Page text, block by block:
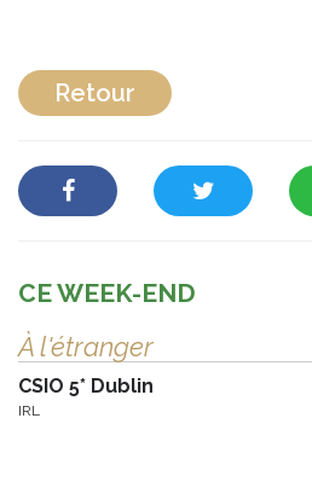
Retour
CE WEEK-END
À l'étranger
CSIO 5* Dublin
IRL